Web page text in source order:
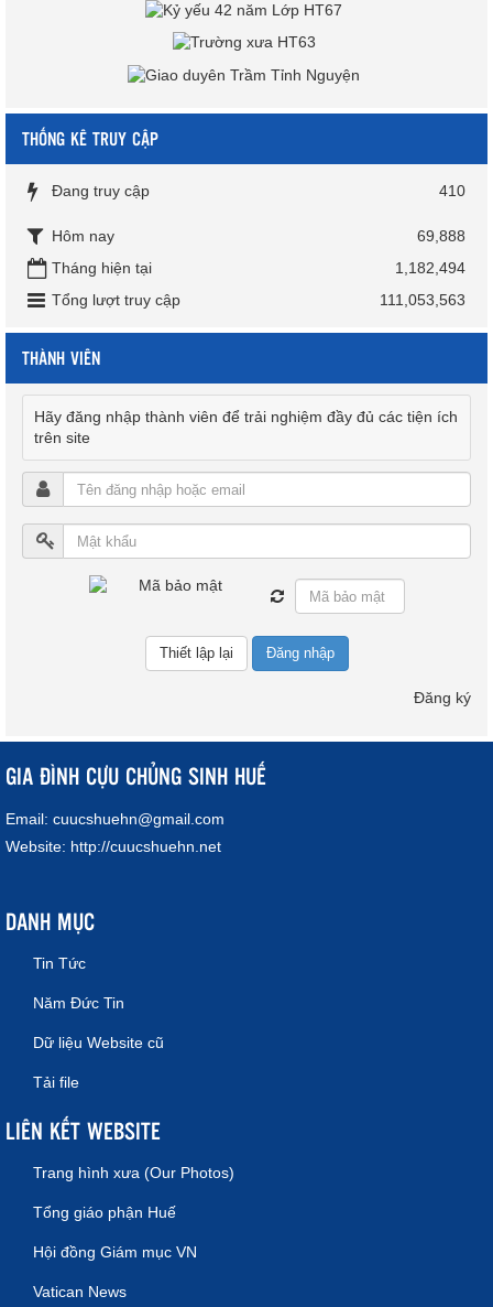
THỐNG KÊ TRUY CẬP
Đang truy cập 410
Hôm nay
69,888
Tháng hiện tại
1,182,494
Tổng lượt truy cập
111,053,563
THÀNH VIÊN
Hãy đăng nhập thành viên để trải nghiệm đầy đủ các tiện ích
trên site
Đăng nhập
Đăng ký
GIA ĐÌNH CỰU CHỦNG SINH HUẾ
Email: cuucshuehn@gmail.com
Website: http://cuucshuehn.net
DANH MỤC
Tin Tức
Năm Đức Tin
Dữ liệu Website cũ
Tải file
LIÊN KẾT WEBSITE
Trang hình xưa (Our Photos)
Tổng giáo phận Huế
Hội đồng Giám mục VN
Vatican News